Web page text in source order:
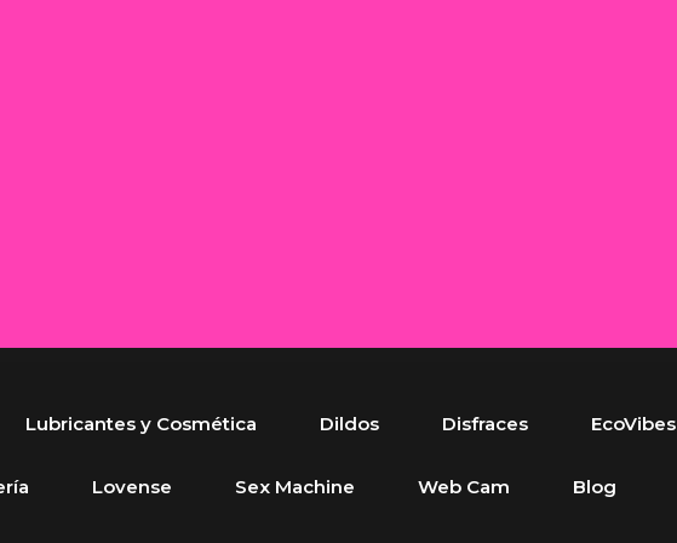
Lubricantes y Cosmética Dildos Disfraces EcoVibes
Lovense Sex Machine Web Cam Blog